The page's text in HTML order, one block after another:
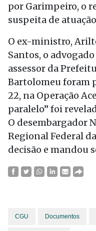
por Garimpeiro, o
suspeita de
O ex-ministro,
Santos, o
assessor da
Bartolomeu foram
22, na Operação
paralelo” foi
O desembargador
Regional Federal
decisão e mandou
CGU Documentos